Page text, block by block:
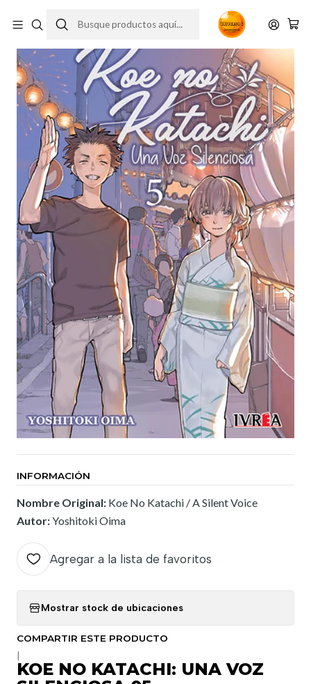
INFORMACIÓN
Nombre Original: Koe No Katachi / A Silent Voice
Autor:Yoshitoki Oima
Agregar a la lista de favoritos
Mostrar stock de ubicaciones
COMPARTIR ESTE PRODUCTO
KOE NO KATACHI: UNA VOZ